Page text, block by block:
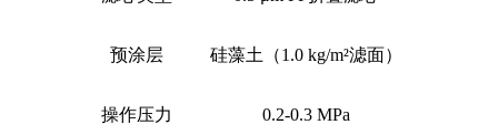
预涂层 硅藻土（1.0 kg/m²滤面）
操作压力 0.2-0.3 MPa